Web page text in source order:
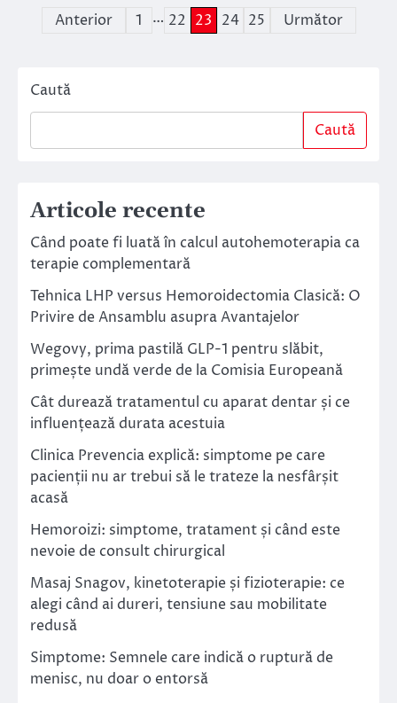
Paginație
Anterior 1 … 22 23 24 25 Următor
Caută
Caută
Articole recente
Când poate fi luată în calcul autohemoterapia ca
terapie complementară
Tehnica LHP versus Hemoroidectomia Clasică: O
Privire de Ansamblu asupra Avantajelor
Wegovy, prima pastilă GLP-1 pentru slăbit,
primește undă verde de la Comisia Europeană
Cât durează tratamentul cu aparat dentar și ce
influențează durata acestuia
Clinica Prevencia explică: simptome pe care
pacienții nu ar trebui să le trateze la nesfârșit
acasă
Hemoroizi: simptome, tratament și când este
nevoie de consult chirurgical
Masaj Snagov, kinetoterapie și fizioterapie: ce
alegi când ai dureri, tensiune sau mobilitate
redusă
Simptome: Semnele care indică o ruptură de
menisc, nu doar o entorsă